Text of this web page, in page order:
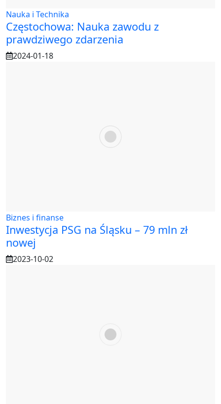
Nauka i Technika
Częstochowa: Nauka zawodu z
prawdziwego zdarzenia
2024-01-18
Biznes i finanse
Inwestycja PSG na Śląsku – 79 mln zł
nowej
2023-10-02